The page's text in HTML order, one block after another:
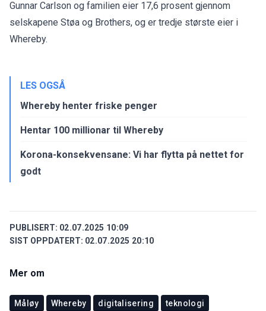
Gunnar Carlson og familien eier 17,6 prosent gjennom
selskapene Støa og Brothers, og er tredje største eier i
Whereby.
LES OGSÅ
Whereby henter friske penger
Hentar 100 millionar til Whereby
Korona-konsekvensane: Vi har flytta på nettet for
godt
PUBLISERT: 02.07.2025 10:09
SIST OPPDATERT: 02.07.2025 20:10
Mer om
Måløy Whereby digitalisering teknologi